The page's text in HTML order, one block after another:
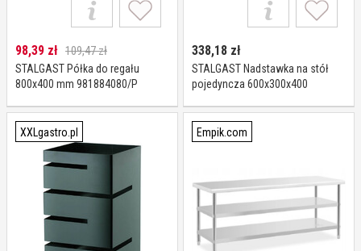
98,39 zł 109,47 zł
STALGAST Półka do regału
800x400 mm 981884080/P
338,18 zł
STALGAST Nadstawka na stół
pojedyncza 600x300x400
XXLgastro.pl Empik.com